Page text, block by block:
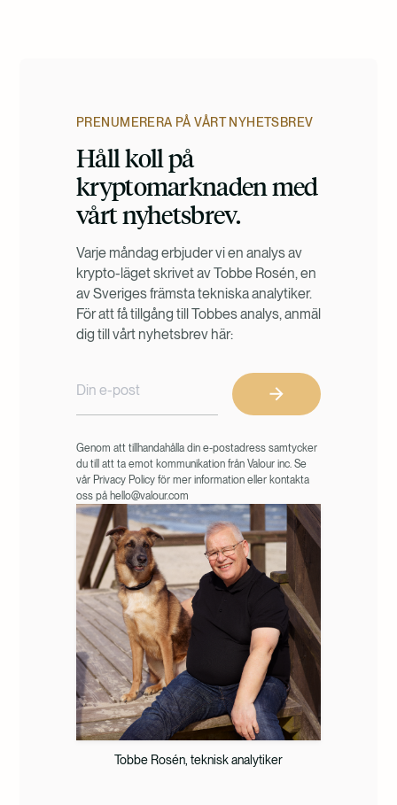
PRENUMERERA PÅ VÅRT NYHETSBREV
Håll koll på
kryptomarknaden med
vårt nyhetsbrev.
Varje måndag erbjuder vi en analys av
krypto-läget skrivet av Tobbe Rosén, en
av Sveriges främsta tekniska analytiker.
För att få tillgång till Tobbes analys, anmäl
dig till vårt nyhetsbrev här:
Genom att tillhandahålla din e-postadress samtycker
du till att ta emot kommunikation från Valour inc. Se
vår Privacy Policy för mer information eller kontakta
oss på hello@valour.com
Tobbe Rosén, teknisk analytiker